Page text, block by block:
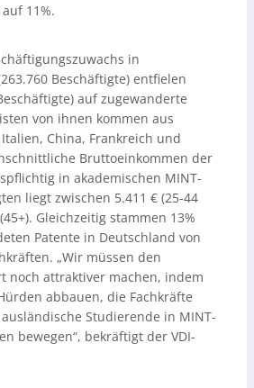
11%.
in
Beschäftigte) entfielen
auf zugewanderte
von ihnen kommen aus
China, Frankreich und
Bruttoeinkommen der
in akademischen MINT-
liegt zwischen 5.411 € (25-44
Gleichzeitig stammen 13%
Patente in Deutschland von
„Wir müssen den
noch attraktiver machen, indem
abbauen, die Fachkräfte
Studierende in MINT-
bewegen“, bekräftigt der VDI-